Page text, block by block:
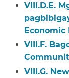
VIII.D.E.
Economic
VIII.F.
VIII.G.